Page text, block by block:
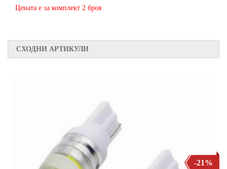
Цената е за комплект 2 броя
СХОДНИ АРТИКУЛИ
-21%